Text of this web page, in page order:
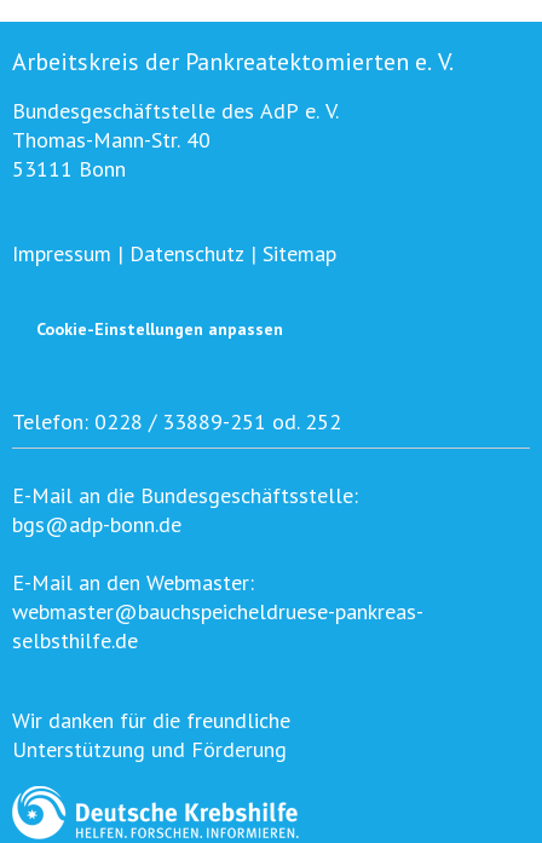
Arbeitskreis der Pankreatektomierten e. V.
Bundesgeschäftstelle des AdP e. V.
Thomas-Mann-Str. 40
53111 Bonn
Impressum | Datenschutz | Sitemap
Cookie-Einstellungen anpassen
Telefon: 0228 / 33889-251 od. 252
E-Mail an die Bundesgeschäftsstelle:
bgs@adp-bonn.de
E-Mail an den Webmaster:
webmaster@bauchspeicheldruese-pankreas-
selbsthilfe.de
Wir danken für die freundliche
Unterstützung und Förderung